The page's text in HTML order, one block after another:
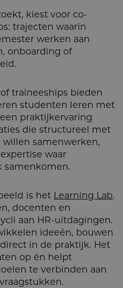
kiest voor co-
trajecten waarin
werken aan
onboarding of
traineeships bieden
studenten leren met
praktijkervaring
die structureel met
samenwerken,
waar
samenkomen.
is het Learning Lab.
docenten en
aan HR-uitdagingen.
ideeën, bouwen
in de praktijk. Het
op én helpt
te verbinden aan